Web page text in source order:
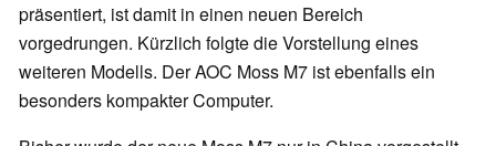
präsentiert, ist damit in einen neuen Bereich
vorgedrungen. Kürzlich folgte die Vorstellung eines
weiteren Modells. Der AOC Moss M7 ist ebenfalls ein
besonders kompakter Computer.